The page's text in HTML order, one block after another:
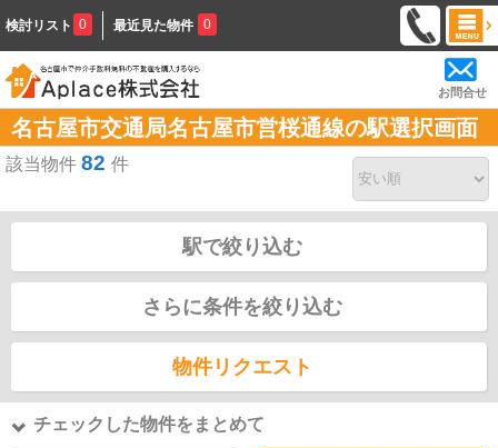
検討リスト 0 最近見た物件 0
お問合せ
名古屋市交通局名古屋市営桜通線の駅選択画面
該当物件 82 件
駅で絞り込む
さらに条件を絞り込む
物件リクエスト
チェックした物件をまとめて